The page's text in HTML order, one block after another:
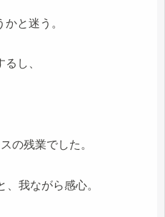
と迷う。
し、
の残業でした。
我ながら感心。